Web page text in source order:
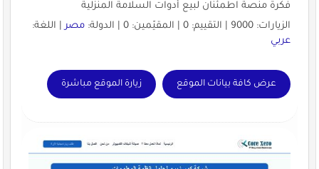
فكرة منصة اطمئنان لبيع أدوات السلامة المنزلية
الزيارات: 9000 | التقييم: 0 | المقيّمين: 0 | الدولة:
مصر| اللغة:
عربي
عرض كافة بيانات الموقع زيارة الموقع مباشرة